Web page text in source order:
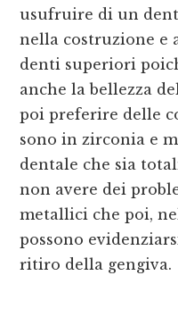
usufruire di un
nella costruzione e
denti superiori
anche la bellezza
poi preferire delle
sono in zirconia e
dentale che sia
non avere dei
metallici che poi,
possono
ritiro della gengiva.